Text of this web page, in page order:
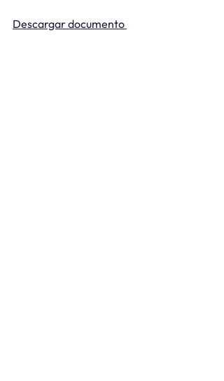
Descargar documento